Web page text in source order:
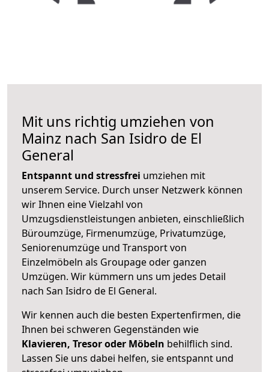
Mit uns richtig umziehen von
Mainz nach San Isidro de El
General
Entspannt und stressfrei umziehen mit
unserem Service. Durch unser Netzwerk können
wir Ihnen eine Vielzahl von
Umzugsdienstleistungen anbieten, einschließlich
Büroumzüge, Firmenumzüge, Privatumzüge,
Seniorenumzüge und Transport von
Einzelmöbeln als Groupage oder ganzen
Umzügen. Wir kümmern uns um jedes Detail
nach San Isidro de El General.
Wir kennen auch die besten Expertenfirmen, die
Ihnen bei schweren Gegenständen wie
Klavieren, Tresor oder Möbeln behilflich sind.
Lassen Sie uns dabei helfen, sie entspannt und